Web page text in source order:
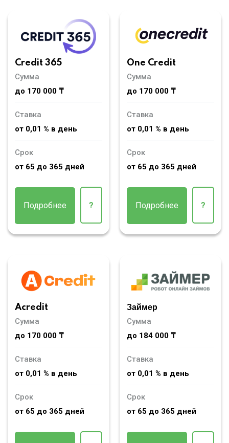
Credit 365
Сумма
до 170 000 ₸
Ставка
от 0,01 % в день
Срок
от 65 до 365 дней
Подробнее ?
One Credit
Сумма
до 170 000 ₸
Ставка
от 0,01 % в день
Срок
от 65 до 365 дней
Подробнее ?
Acredit
Сумма
до 170 000 ₸
Ставка
от 0,01 % в день
Срок
от 65 до 365 дней
Займер
Сумма
до 184 000 ₸
Ставка
от 0,01 % в день
Срок
от 65 до 365 дней